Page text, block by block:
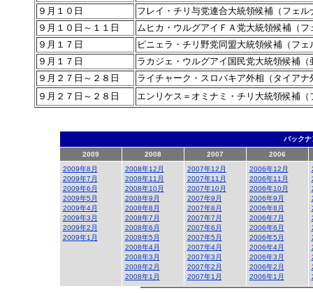
９月１０日
フレイ・チリ与党連合大統領候補（フェ
９月１０日～１１日
ムヒカ・ウルグアイＦＡ党大統領候補（
９月１７日
ピニェラ・チリ野党同盟大統領候補（フ
９月１７日
ラカジェ・ウルグアイ国民党大統領候補
９月２７日～２８日
ライチャーク・スロバキア外相（タイアナ
９月２７日～２８日
エンリケス＝オミナミ・チリ大統領候補
バックナ
2009
2008 2007
2006
2009年8月
2009年7月
2009年6月
2009年5月
2009年4月
2009年3月
2009年2月
2009年1月
2008年12月
2008年11月
2008年10月
2008年9月
2008年8月
2008年7月
2008年6月
2008年5月
2008年4月
2008年3月
2008年2月
2008年1月
2007年12月
2007年11月
2007年10月
2007年9月
2007年8月
2007年7月
2007年6月
2007年5月
2007年4月
2007年3月
2007年2月
2007年1月
2006年12月
2006年11月
2006年10月
2006年9月
2006年8月
2006年7月
2006年6月
2006年5月
2006年4月
2006年3月
2006年2月
2006年1月